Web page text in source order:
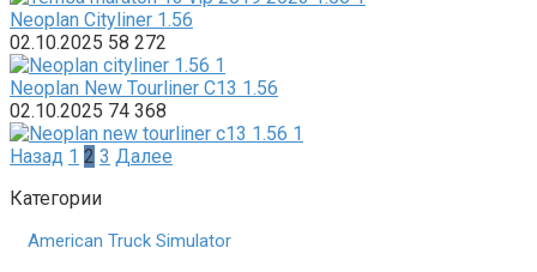
Neoplan Cityliner 1.56
02.10.2025 58 272
Neoplan New Tourliner C13 1.56
02.10.2025 74 368
Пагинация
Назад 1 2 3 Далее
Категории
American Truck Simulator